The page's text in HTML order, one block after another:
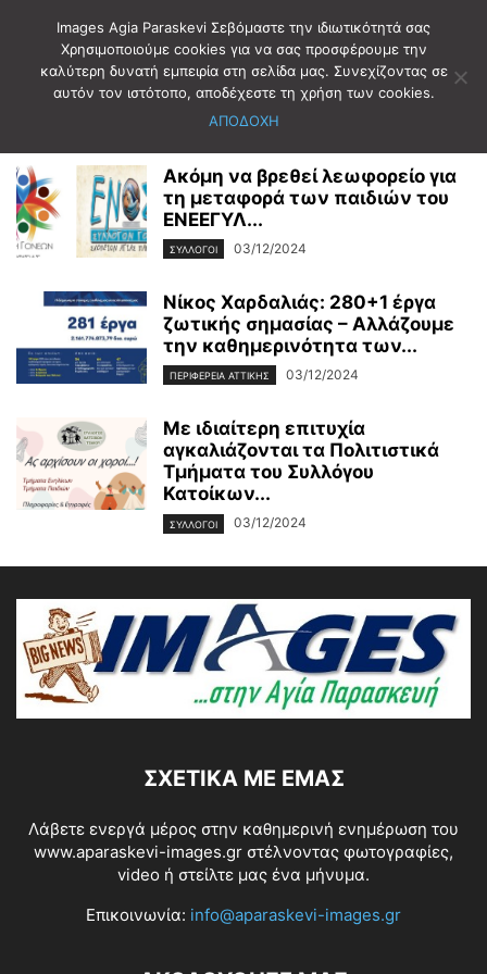
Αρχική 2024 Δεκέμβριος 3
Ημερήσιο Αρχείο: 03/12/2024
Ακόμη να βρεθεί λεωφορείο για
τη μεταφορά των παιδιών του
ΕΝΕΕΓΥΛ...
ΣΥΛΛΟΓΟΙ 03/12/2024
Νίκος Χαρδαλιάς: 280+1 έργα
ζωτικής σημασίας – Αλλάζουμε
την καθημερινότητα των...
ΠΕΡΙΦΕΡΕΙΑ ΑΤΤΙΚΗΣ 03/12/2024
Με ιδιαίτερη επιτυχία
αγκαλιάζονται τα Πολιτιστικά
Τμήματα του Συλλόγου
Κατοίκων...
ΣΥΛΛΟΓΟΙ 03/12/2024
ΣΧΕΤΙΚΆ ΜΕ ΕΜΆΣ
Λάβετε ενεργά μέρος στην καθημερινή ενημέρωση του
www.aparaskevi-images.gr στέλνοντας φωτογραφίες,
video ή στείλτε μας ένα μήνυμα.
Επικοινωνία: info@aparaskevi-images.gr
Images Agia Paraskevi Σεβόμαστε την ιδιωτικότητά σας
Χρησιμοποιούμε cookies για να σας προσφέρουμε την
καλύτερη δυνατή εμπειρία στη σελίδα μας. Συνεχίζοντας σε
αυτόν τον ιστότοπο, αποδέχεστε τη χρήση των cookies.
ΑΠΟΔΟΧΗ